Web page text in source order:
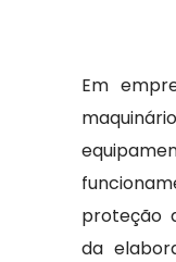
Em
proteção
da